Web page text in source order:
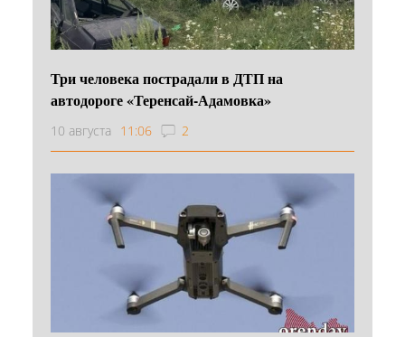
Три человека пострадали в ДТП на
автодороге «Теренсай-Адамовка»
10 августа 11:06 2